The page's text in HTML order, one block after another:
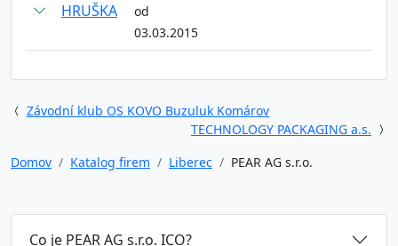
HRUŠKA
od
03.03.2015
Závodní klub OS KOVO Buzuluk Komárov
TECHNOLOGY PACKAGING a.s.
Domov
Katalog firem Liberec PEAR AG s.r.o.
Co je PEAR AG s.r.o. ICO?